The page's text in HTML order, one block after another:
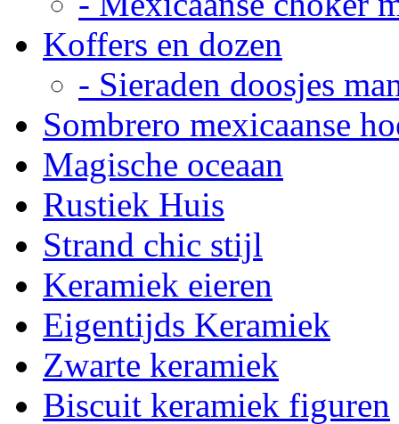
Koffers en dozen
- Sieraden doosjes
Sombrero mexicaanse
Magische oceaan
Rustiek Huis
Strand chic stijl
Keramiek eieren
Eigentijds Keramiek
Zwarte keramiek
Biscuit keramiek figuren